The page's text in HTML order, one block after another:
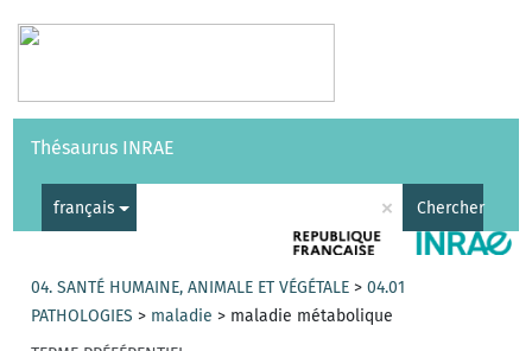
Vocabulaires API
Thésaurus INRAE
français × Chercher
04. SANTÉ HUMAINE, ANIMALE ET VÉGÉTALE >04.01
PATHOLOGIES > maladie > maladie métabolique